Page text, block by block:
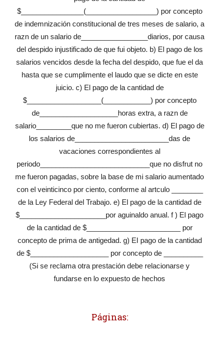
$________________(__________________) por concepto
de indemnización constitucional de tres meses de salario, a
razn de un salario de_________________diarios, por causa
del despido injustificado de que fui objeto. b) El pago de los
salarios vencidos desde la fecha del despido, que fue el da
hasta que se cumplimente el laudo que se dicte en este
juicio. c) El pago de la cantidad de
$___________________(____________) por concepto
de____________________horas extra, a razn de
salario_________que no me fueron cubiertas. d) El pago de
los salarios de________________________das de
vacaciones correspondientes al
periodo____________________________que no disfrut no
me fueron pagadas, sobre la base de mi salario aumentado
con el veinticinco por ciento, conforme al artculo ________
de la Ley Federal del Trabajo. e) El pago de la cantidad de
$______________________por aguinaldo anual. f ) El pago
de la cantidad de $________________________ por
concepto de prima de antigedad. g) EI pago de la cantidad
de $____________________ por concepto de __________
(Si se reclama otra prestación debe relacionarse y
fundarse en lo expuesto de hechos
Páginas: